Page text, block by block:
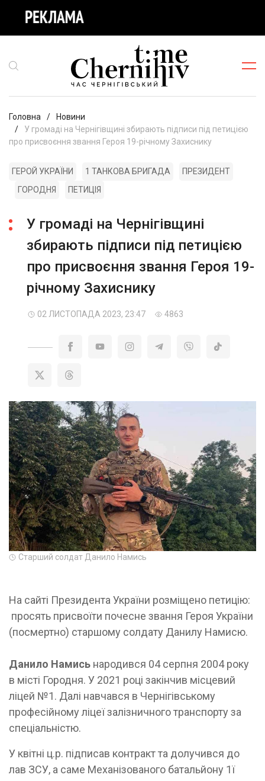
Головна
Новини
У громаді на Чернігівщині збирають підписи під петицією
про присвоєння звання Героя 19-річному Захиснику
ГЕРОЙ УКРАЇНИ 1 ТАНКОВА БРИГАДА
ПРЕЗИДЕНТ
ГОРОДНЯ
ПЕТИЦІЯ
У громаді на Чернігівщині
збирають підписи під петицією
про присвоєння звання Героя 19-
річному Захиснику
02 ЛИСТОПАДА 2023, 23:47 4863
Старший солдат Данило Намись
На сайті Президента України розміщено петицію:
просять присвоїти почесне звання Героя України
(посмертно) старшому солдату Данилу Намисю.
Данило Намись народився 04 серпня 2004 року
в місті Городня. У 2021 році закінчив місцевий
ліцей №1. Далі навчався в Чернігівському
професійному ліцеї залізничного транспорту за
спеціальністю.
У квітні ц.р. підписав контракт та долучився до
лав ЗСУ, а саме Механізованого батальйону 1ї